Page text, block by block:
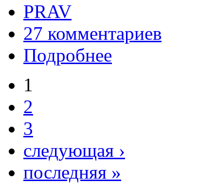
PRAV
27 комментариев
Подробнее
1
2
3
следующая ›
последняя »